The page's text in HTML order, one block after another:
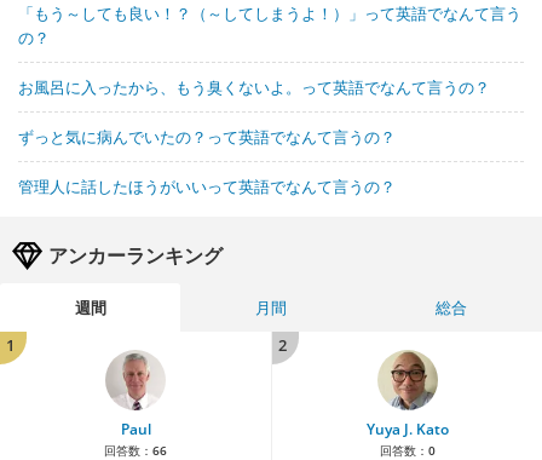
「もう～しても良い！？（～してしまうよ！）」って英語でなんて言う
の？
お風呂に入ったから、もう臭くないよ。って英語でなんて言うの？
ずっと気に病んでいたの？って英語でなんて言うの？
管理人に話したほうがいいって英語でなんて言うの？
アンカーランキング
週間 月間
総合
1
Paul
回答数： 66
2
Yuya J. Kato
回答数： 0